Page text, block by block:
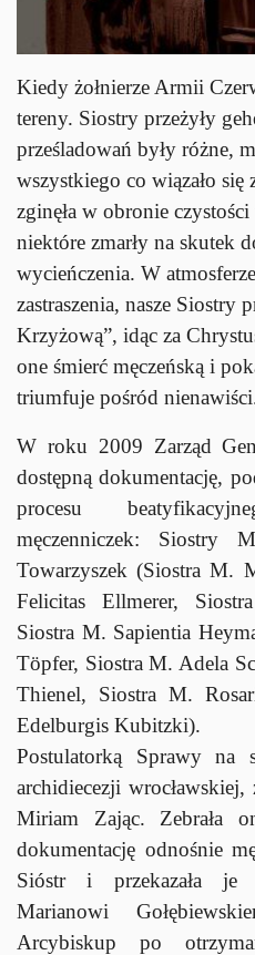
Kiedy żołnierze Armii
tereny. Siostry przeżyły
prześladowań były różne,
wszystkiego co wiązało się
zginęła w obronie
niektóre zmarły na skutek
wycieńczenia. W
zastraszenia, nasze Siostry
Krzyżową”, idąc za
one śmierć męczeńską i
triumfuje pośród
W roku 2009 Zarząd
dostępną dokumentację,
procesu
męczenniczek:
Towarzyszek (Siostra M.
Felicitas Ellmerer,
Siostra M. Sapientia
Töpfer, Siostra M. Adela
Thienel, Siostra M.
Edelburgis Kubitzki).
Postulatorką Sprawy na
archidiecezji wrocławskiej,
Miriam Zając. Zebrała
dokumentację odnośnie
Sióstr i przekazała je
Marianowi
Arcybiskup po